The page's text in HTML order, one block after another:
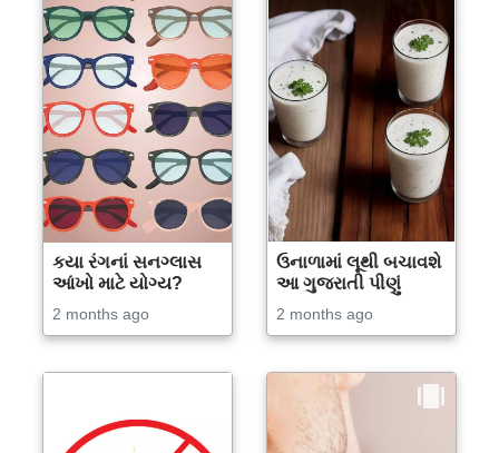
કયા રંગનાં સનગ્લાસ
આંખો માટે યોગ્ય?
2 months ago
ઉનાળામાં લૂથી બચાવશે
આ ગુજરાતી પીણું
2 months ago